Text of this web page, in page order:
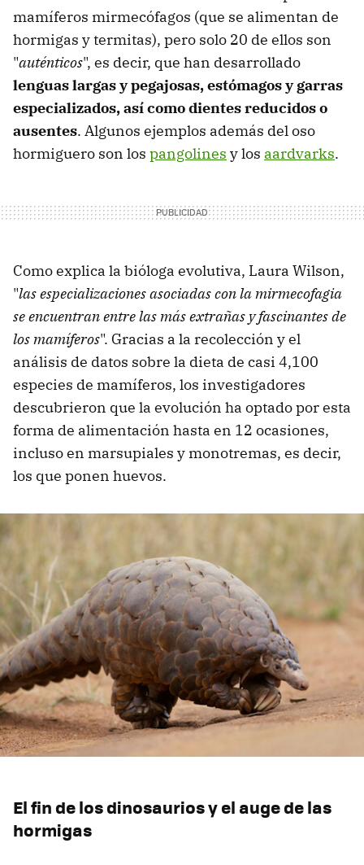
mamíferos mirmecófagos (que se alimentan de
hormigas y termitas), pero solo 20 de ellos son
"auténticos", es decir, que han desarrollado
lenguas largas y pegajosas, estómagos y garras
especializados, así como dientes reducidos o
ausentes. Algunos ejemplos además del oso
hormiguero son los pangolines y los aardvarks.
Como explica la bióloga evolutiva, Laura Wilson,
"las especializaciones asociadas con la mirmecofagia
se encuentran entre las más extrañas y fascinantes de
los mamíferos". Gracias a la recolección y el
análisis de datos sobre la dieta de casi 4,100
especies de mamíferos, los investigadores
descubrieron que la evolución ha optado por esta
forma de alimentación hasta en 12 ocasiones,
incluso en marsupiales y monotremas, es decir,
los que ponen huevos.
El fin de los dinosaurios y el auge de las
hormigas